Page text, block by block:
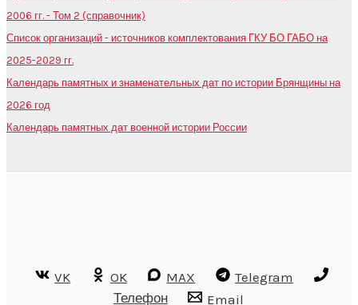
2006 гг. - Том 2 (справочник)
Список организаций - источников комплектования ГКУ БО ГАБО на
2025-2029 гг.
Календарь памятных и знаменательных дат по истории Брянщины на
2026 год
Календарь памятных дат военной истории России
VK OK MAX
Telegram
Телефон
Email